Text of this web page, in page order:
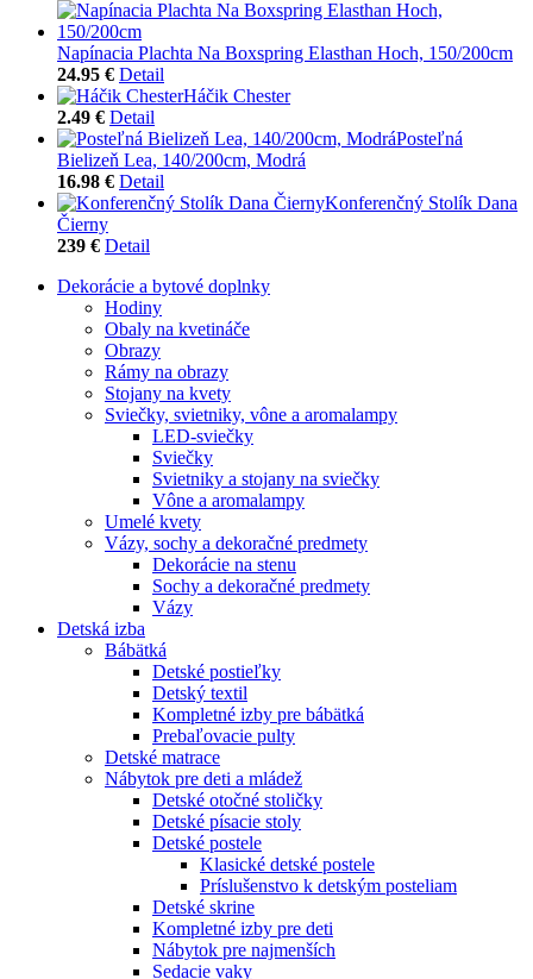
Napínacia Plachta Na Boxspring Elasthan Hoch, 150/200cm
24.95 € Detail
Háčik Chester
2.49 € Detail
Posteľná
Bielizeň Lea, 140/200cm, Modrá
16.98 € Detail
Konferenčný Stolík Dana
Čierny
239 € Detail
Dekorácie a bytové doplnky
Hodiny
Obaly na kvetináče
Obrazy
Rámy na obrazy
Stojany na kvety
Sviečky, svietniky, vône a aromalampy
LED-sviečky
Sviečky
Svietniky a stojany na sviečky
Vône a aromalampy
Umelé kvety
Vázy, sochy a dekoračné predmety
Dekorácie na stenu
Sochy a dekoračné predmety
Vázy
Detská izba
Bábätká
Detské postieľky
Detský textil
Kompletné izby pre bábätká
Prebaľovacie pulty
Detské matrace
Nábytok pre deti a mládež
Detské otočné stoličky
Detské písacie stoly
Detské postele
Klasické detské postele
Príslušenstvo k detským posteliam
Detské skrine
Kompletné izby pre deti
Nábytok pre najmenších
Sedacie vaky